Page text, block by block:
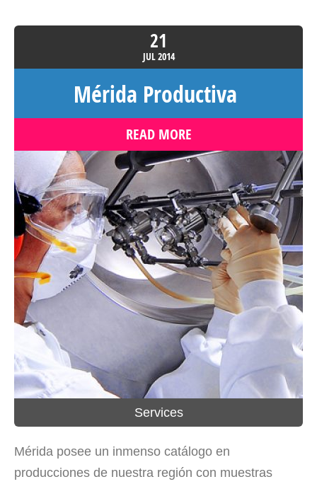
21
JUL2014
Mérida Productiva
READ MORE
Services
Mérida posee un inmenso catálogo en
producciones de nuestra región con muestras